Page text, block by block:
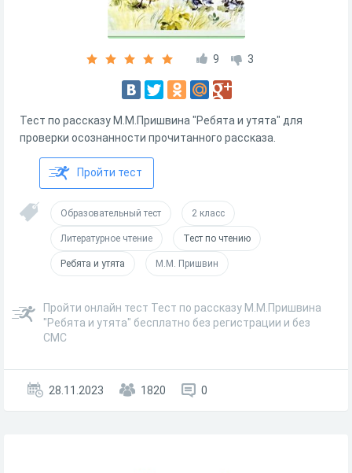
9 3
Тест по рассказу М.М.Пришвина "Ребята и утята" для
проверки осознанности прочитанного рассказа.
Пройти тест
Образовательный тест 2 класс
Литературное чтение Тест по чтению
Ребята и утята М.М. Пришвин
Пройти онлайн тест Тест по рассказу М.М.Пришвина
"Ребята и утята" бесплатно без регистрации и без
СМС
28.11.2023 1820 0